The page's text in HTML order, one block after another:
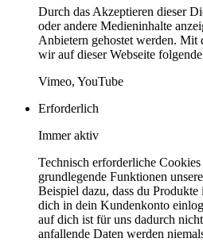
Durch das Akzeptieren dieser
oder andere Medieninhalte
Anbietern gehostet werden.
wir auf dieser Webseite
Vimeo, YouTube
Erforderlich
Immer aktiv
Technisch erforderliche
grundlegende Funktionen
Beispiel dazu, dass du
dich in dein Kundenkonto
auf dich ist für uns dadurch
anfallende Daten werden